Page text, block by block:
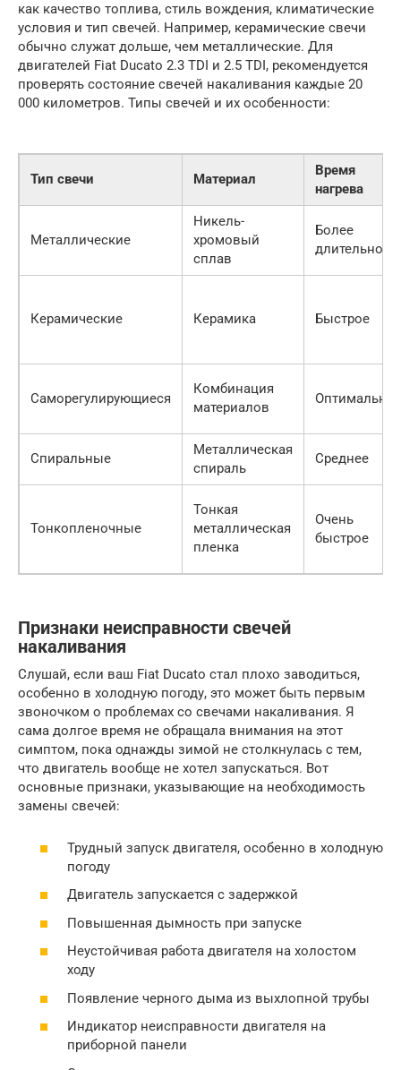
как качество топлива, стиль вождения, климатические
условия и тип свечей. Например, керамические свечи
обычно служат дольше, чем металлические. Для
двигателей Fiat Ducato 2.3 TDI и 2.5 TDI, рекомендуется
проверять состояние свечей накаливания каждые 20
000 километров. Типы свечей и их особенности:
Тип свечи Материал
Время
нагрева
Металлические
Никель-
хромовый
сплав
Более
длительное
Керамические Керамика Быстрое
Саморегулирующиеся
Комбинация
материалов
Оптимальное
Спиральные
Металлическая
спираль
Среднее
Тонкопленочные
Тонкая
металлическая
пленка
Очень
быстрое
Признаки неисправности свечей
накаливания
Слушай, если ваш Fiat Ducato стал плохо заводиться,
особенно в холодную погоду, это может быть первым
звоночком о проблемах со свечами накаливания. Я
сама долгое время не обращала внимания на этот
симптом, пока однажды зимой не столкнулась с тем,
что двигатель вообще не хотел запускаться. Вот
основные признаки, указывающие на необходимость
замены свечей:
Трудный запуск двигателя, особенно в холодную
погоду
Двигатель запускается с задержкой
Повышенная дымность при запуске
Неустойчивая работа двигателя на холостом
ходу
Появление черного дыма из выхлопной трубы
Индикатор неисправности двигателя на
приборной панели